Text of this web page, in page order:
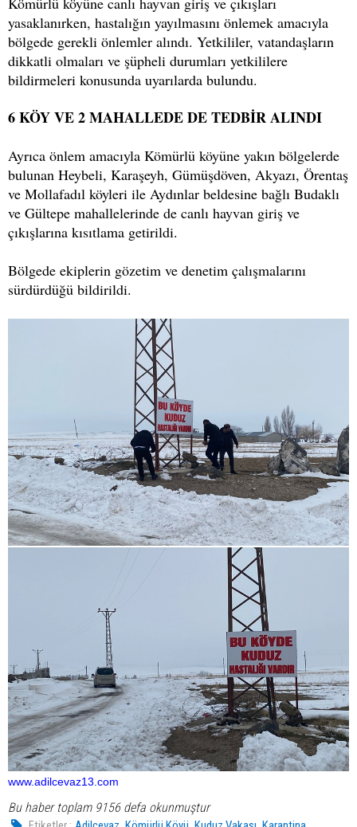
yasaklanırken, hastalığın yayılmasını önlemek amacıyla
bölgede gerekli önlemler alındı. Yetkililer, vatandaşların
dikkatli olmaları ve şüpheli durumları yetkililere
bildirmeleri konusunda uyarılarda bulundu.
6 KÖY VE 2 MAHALLEDE DE TEDBİR ALINDI
Ayrıca önlem amacıyla Kömürlü köyüne yakın bölgelerde
bulunan Heybeli, Karaşeyh, Gümüşdöven, Akyazı, Örentaş
ve Mollafadıl köyleri ile Aydınlar beldesine bağlı Budaklı
ve Gültepe mahallelerinde de canlı hayvan giriş ve
çıkışlarına kısıtlama getirildi.
Bölgede ekiplerin gözetim ve denetim çalışmalarını
sürdürdüğü bildirildi.
www.adilcevaz13.com
Bu haber toplam 9156 defa okunmuştur